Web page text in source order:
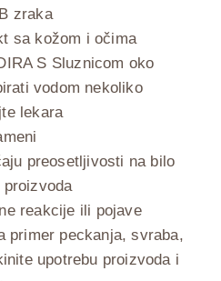
zraka
sa kožom i očima
S Sluznicom oko
vodom nekoliko
lekara
preosetljivosti na bilo
reakcije ili pojave
primer peckanja, svraba,
upotrebu proizvoda i